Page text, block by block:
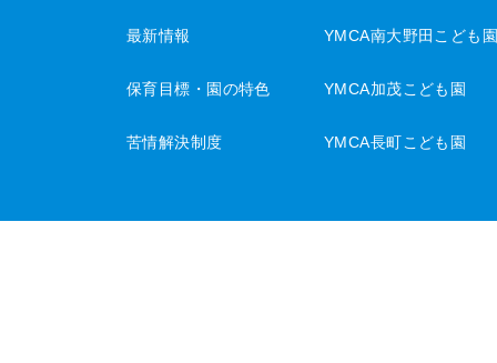
最新情報
保育目標・園の特色
苦情解決制度
YMCA南大野田こども園
YMCA加茂こども園
YMCA長町こども園